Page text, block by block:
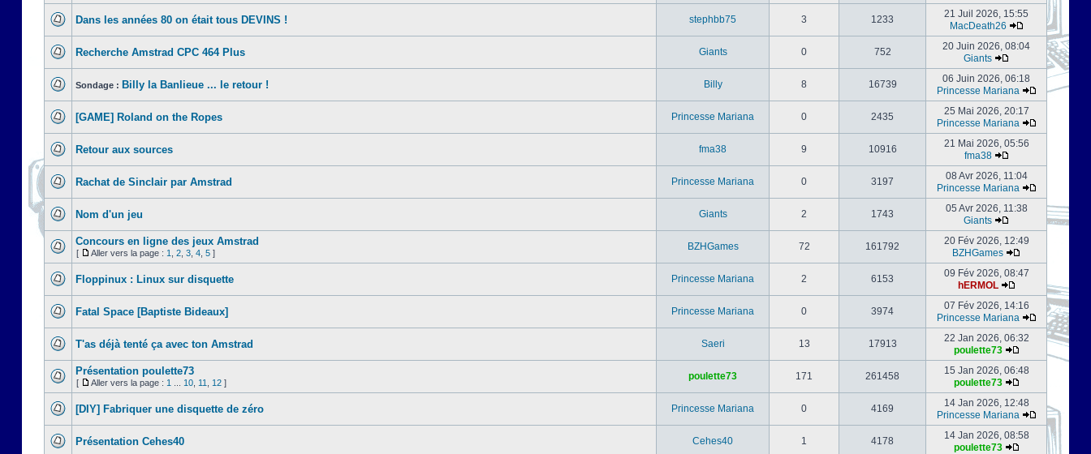
Dans les années 80 on était tous DEVINS ! stephbb75 3 1233
21 Juil 2026, 15:55
MacDeath26
Recherche Amstrad CPC 464 Plus Giants 0 752
20 Juin 2026, 08:04
Giants
Sondage : Billy la Banlieue ... le retour ! Billy 8 16739
06 Juin 2026, 06:18
Princesse Mariana
[GAME] Roland on the Ropes Princesse Mariana 0 2435
25 Mai 2026, 20:17
Princesse Mariana
Retour aux sources fma38 9 10916
21 Mai 2026, 05:56
fma38
Rachat de Sinclair par Amstrad Princesse Mariana 0 3197
08 Avr 2026, 11:04
Princesse Mariana
Nom d'un jeu Giants 2 1743
05 Avr 2026, 11:38
Giants
Concours en ligne des jeux Amstrad
[ Aller vers la page : 1 2 3 4 5 ]
BZHGames 72 161792
20 Fév 2026, 12:49
BZHGames
Floppinux : Linux sur disquette Princesse Mariana 2 6153
09 Fév 2026, 08:47
hERMOL
Fatal Space [Baptiste Bideaux] Princesse Mariana 0 3974
07 Fév 2026, 14:16
Princesse Mariana
T'as déjà tenté ça avec ton Amstrad Saeri 13 17913
22 Jan 2026, 06:32
poulette73
Présentation poulette73
[ Aller vers la page : 1 10 11 12 ]
poulette73 171 261458
15 Jan 2026, 06:48
poulette73
[DIY] Fabriquer une disquette de zéro Princesse Mariana 0 4169
14 Jan 2026, 12:48
Princesse Mariana
Présentation Cehes40 Cehes40 1 4178
14 Jan 2026, 08:58
poulette73